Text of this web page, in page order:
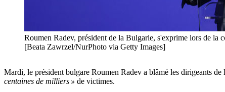
Roumen Radev, président de la Bulgarie, s'exprime lors de la
[Beata Zawrzel/NurPhoto via Getty Images]
Mardi, le président bulgare Roumen Radev a blâmé les dirigeants
centaines de milliers » de victimes.